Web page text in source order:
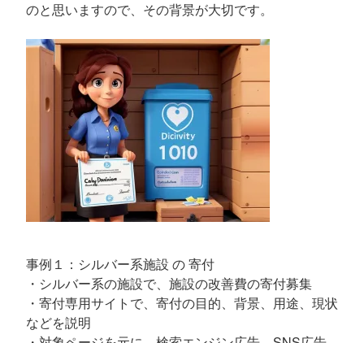
のと思いますので、その背景が大切です。
事例１：シルバー系施設 の 寄付
・シルバー系の施設で、施設の改善費の寄付募集
・寄付専用サイトで、寄付の目的、背景、用途、現状
などを説明